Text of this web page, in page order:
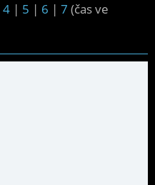
4 | 5 | 6 | 7 (čas ve